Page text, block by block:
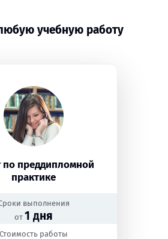
учебную работу
по преддипломной
практике
выполнения
от 1 дня
Стоимость работы